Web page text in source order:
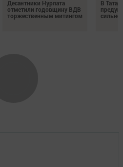
Десантники Нурлата
отметили годовщину ВДВ
торжественным митингом
В